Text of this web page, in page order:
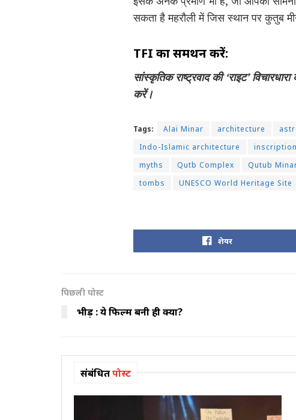
सकता है महरौली में जिस स्थान पर कुतुब
TFI का समर्थन करें:
सांस्कृतिक राष्ट्रवाद की ‘राइट’
करें।
Tags: Alai Minar architecture
Indo-Islamic architecture
myths
Qutb Complex Qutub
tombs
UNESCO World Heritage Site
शेयर
पिछली पोस्ट
भीड़ : ये फिल्म बनी ही क्यों?
संबंधितपोस्ट